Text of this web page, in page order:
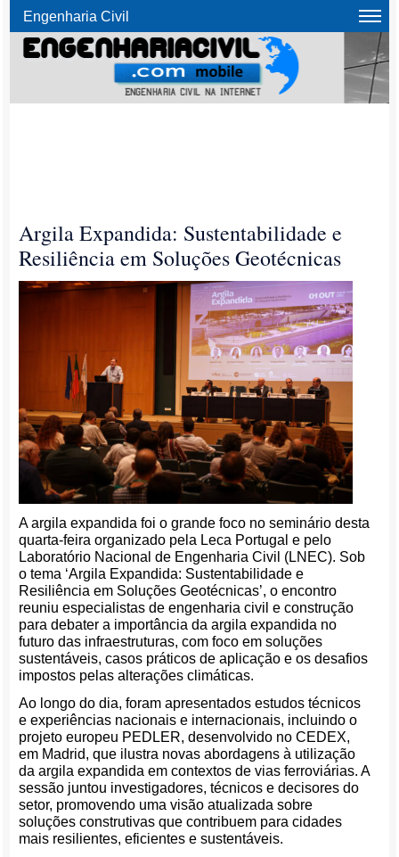
Engenharia Civil
Argila Expandida: Sustentabilidade e
Resiliência em Soluções Geotécnicas
A argila expandida foi o grande foco no seminário desta
quarta-feira organizado pela Leca Portugal e pelo
Laboratório Nacional de Engenharia Civil (LNEC). Sob
o tema ‘Argila Expandida: Sustentabilidade e
Resiliência em Soluções Geotécnicas’, o encontro
reuniu especialistas de engenharia civil e construção
para debater a importância da argila expandida no
futuro das infraestruturas, com foco em soluções
sustentáveis, casos práticos de aplicação e os desafios
impostos pelas alterações climáticas.
Ao longo do dia, foram apresentados estudos técnicos
e experiências nacionais e internacionais, incluindo o
projeto europeu PEDLER, desenvolvido no CEDEX,
em Madrid, que ilustra novas abordagens à utilização
da argila expandida em contextos de vias ferroviárias. A
sessão juntou investigadores, técnicos e decisores do
setor, promovendo uma visão atualizada sobre
soluções construtivas que contribuem para cidades
mais resilientes, eficientes e sustentáveis.